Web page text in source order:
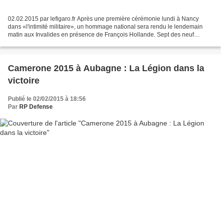
02.02.2015 par lefigaro.fr Après une première cérémonie lundi à Nancy
dans «l'intimité militaire», un hommage national sera rendu le lendemain
matin aux Invalides en présence de François Hollande. Sept des neuf
Camerone 2015 à Aubagne : La Légion dans la
victoire
Publié le 02/02/2015 à 18:56
Par RP Defense